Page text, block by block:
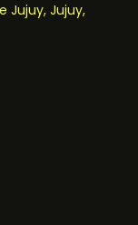
Jujuy, Jujuy,